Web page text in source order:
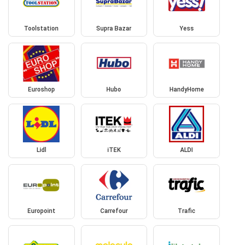
Toolstation Supra Bazar Yess
Euroshop Hubo HandyHome
Lidl iTEK ALDI
Europoint Carrefour Trafic